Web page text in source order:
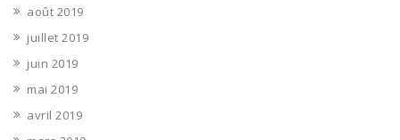
août 2019
juillet 2019
juin 2019
mai 2019
avril 2019